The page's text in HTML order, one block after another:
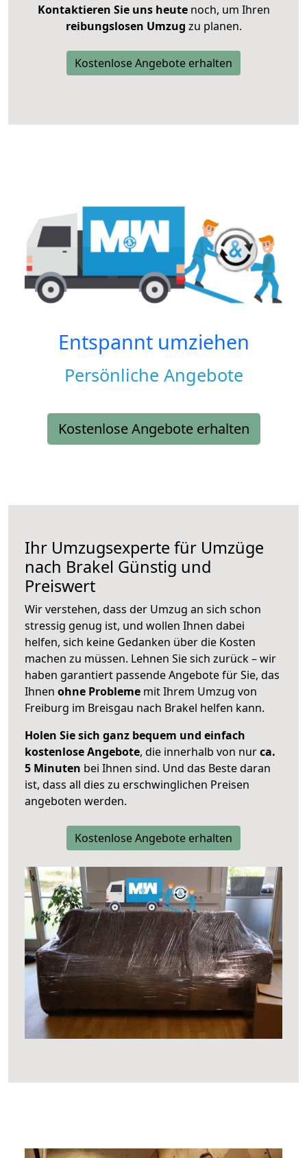
Kontaktieren Sie uns heutenoch, um Ihren
reibungslosen Umzug zu planen.
Kostenlose Angebote erhalten
Entspannt umziehen
Persönliche Angebote
Kostenlose Angebote erhalten
Ihr Umzugsexperte für Umzüge
nach Brakel Günstig und
Preiswert
Wir verstehen, dass der Umzug an sich schon
stressig genug ist, und wollen Ihnen dabei
helfen, sich keine Gedanken über die Kosten
machen zu müssen. Lehnen Sie sich zurück – wir
haben garantiert passende Angebote für Sie, das
Ihnen ohne Probleme mit Ihrem Umzug von
Freiburg im Breisgau nach Brakel helfen kann.
Holen Sie sich ganz bequem und einfach
kostenlose Angebote, die innerhalb von nurca.
5 Minuten bei Ihnen sind. Und das Beste daran
ist, dass all dies zu erschwinglichen Preisen
angeboten werden.
Kostenlose Angebote erhalten